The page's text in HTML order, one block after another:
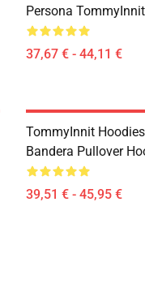
Persona
37,67 € - 44,11 €
TommyInnit
Bandera Pullover
39,51 € - 45,95 €